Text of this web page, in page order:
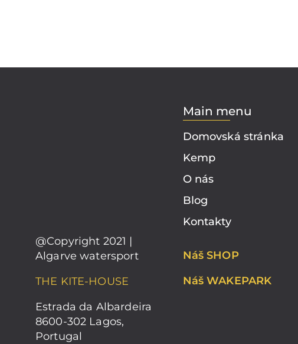
@Copyright 2021 |
Algarve watersport
THE KITE-HOUSE
Estrada da Albardeira
8600-302 Lagos,
Portugal
Main menu
Domovská stránka
Kemp
O nás
Blog
Kontakty
Náš SHOP
Náš WAKEPARK